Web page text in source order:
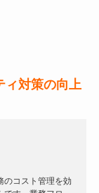
ィ対策の向上
のコスト管理を効